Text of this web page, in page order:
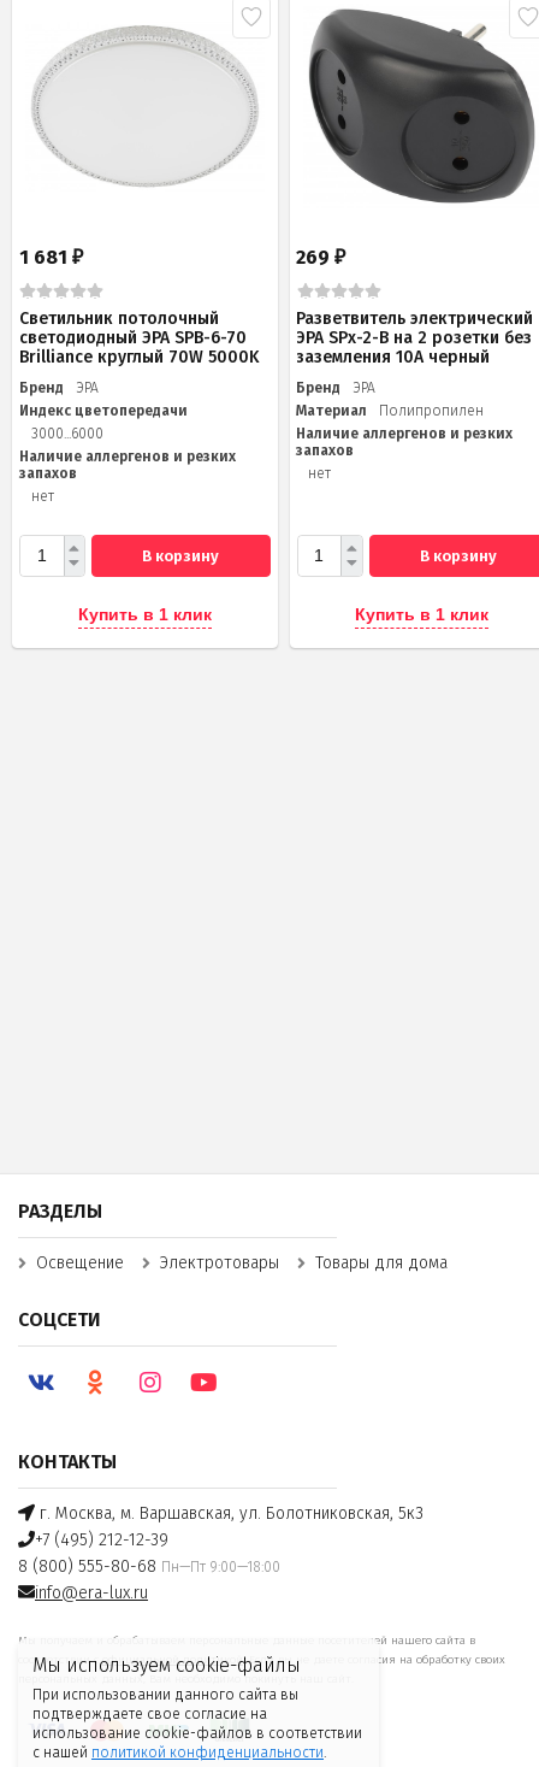
Мы используем cookie-файлы
При использовании данного сайта вы
подтверждаете свое согласие на
использование cookie-файлов в соответствии
с нашей политикой конфиденциальности.
1 681 ₽
Светильник потолочный
светодиодный ЭРА SPB-6-70
Brilliance круглый 70W 5000K
Бренд
ЭРА
Индекс цветопередачи
3000...6000
Наличие аллергенов и резких
запахов
нет
В корзину
Купить в 1 клик
269₽
Разветвитель электрический
ЭРА SPx-2-B на 2 розетки без
заземления 10А черный
Бренд
ЭРА
Материал
Полипропилен
Наличие аллергенов и резких
запахов
нет
В корзину
Купить в 1 клик
КОНТАКТЫ
г. Москва, м. Варшавская, ул. Болотниковская, 5к3
+7 (495) 212-12-39
8 (800) 555-80-68 Пн—Пт 9:00—18:00
info@era-lux.ru
Мы получаем и обрабатываем персональные данные посетителей нашего сайта в
соответствии софициальной политикой. Если вы не даете согласия на обработку своих
персональных данных, Вам необходимо покинуть наш сайт.
РАЗДЕЛЫ
Освещение Электротовары Товары для дома
СОЦСЕТИ